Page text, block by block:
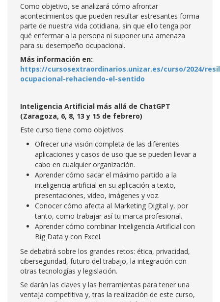
Como objetivo, se analizará cómo afrontar
acontecimientos que pueden resultar estresantes forma
parte de nuestra vida cotidiana, sin que ello tenga por
qué enfermar a la persona ni suponer una amenaza
para su desempeño ocupacional.
Más información en:
https://cursosextraordinarios.unizar.es/curso/2024/
ocupacional-rehaciendo-el-sentido
Inteligencia Artificial más allá de ChatGPT
(Zaragoza, 6, 8, 13 y 15 de febrero)
Este curso tiene como objetivos:
Ofrecer una visión completa de las diferentes
aplicaciones y casos de uso que se pueden llevar a
cabo en cualquier organización.
Aprender cómo sacar el máximo partido a la
inteligencia artificial en su aplicación a texto,
presentaciones, video, imágenes y voz.
Conocer cómo afecta al Marketing Digital y, por
tanto, como trabajar así tu marca profesional.
Aprender cómo combinar Inteligencia Artificial con
Big Data y con Excel.
Se debatirá sobre los grandes retos: ética, privacidad,
ciberseguridad, futuro del trabajo, la integración con
otras tecnologías y legislación.
Se darán las claves y las herramientas para tener una
ventaja competitiva y, tras la realización de este curso,